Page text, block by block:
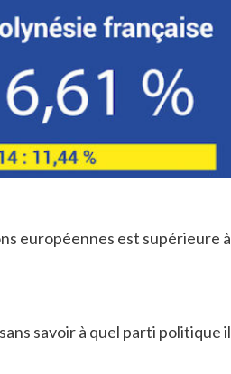
européennes est supérieure à
savoir à quel parti politique il